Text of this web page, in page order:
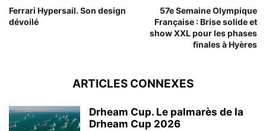
Ferrari Hypersail. Son design
dévoilé
57e Semaine Olympique
Française : Brise solide et
show XXL pour les phases
finales à Hyères
ARTICLES CONNEXES
Drheam Cup. Le palmarès de la
Drheam Cup 2026